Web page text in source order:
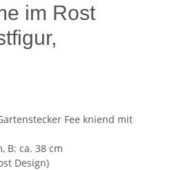
im Rost
Fee kniend mit
B: ca. 38 cm
Design)